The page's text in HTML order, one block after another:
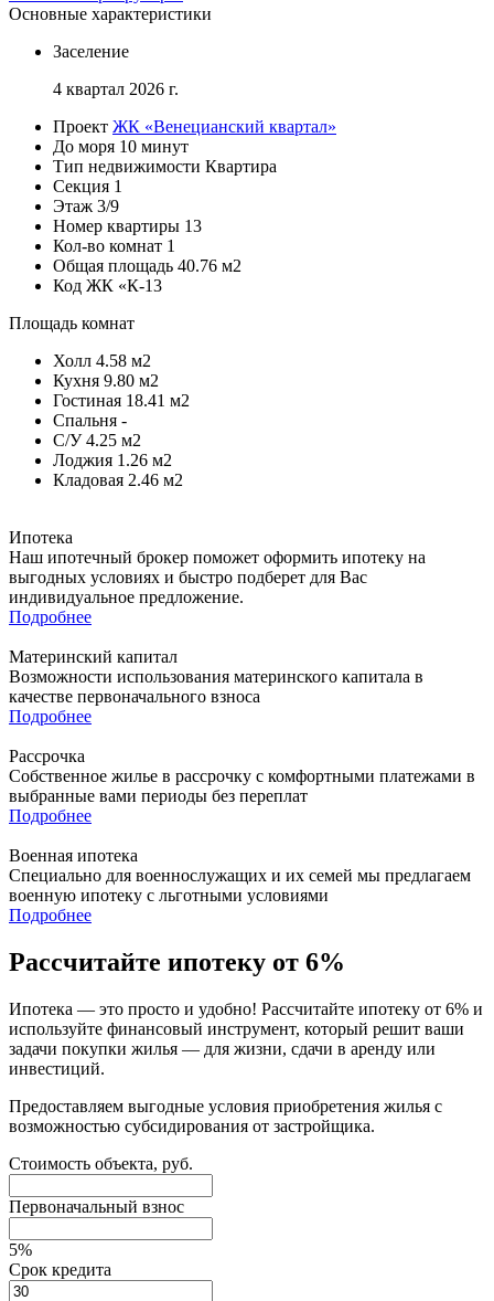
Основные характеристики
Заселение
4 квартал 2026 г.
Проект ЖК «Венецианский квартал»
До моря 10 минут
Тип недвижимости Квартира
Секция 1
Этаж 3/9
Номер квартиры 13
Кол-во комнат 1
Общая площадь 40.76 м2
Код ЖК «К-13
Площадь комнат
Холл 4.58 м2
Кухня 9.80 м2
Гостиная 18.41 м2
Спальня -
С/У 4.25 м2
Лоджия 1.26 м2
Кладовая 2.46 м2
Ипотека
Наш ипотечный брокер поможет оформить ипотеку на
выгодных условиях и быстро подберет для Вас
индивидуальное предложение.
Подробнее
Материнский капитал
Возможности использования материнского капитала в
качестве первоначального взноса
Подробнее
Рассрочка
Собственное жилье в рассрочку с комфортными платежами в
выбранные вами периоды без переплат
Подробнее
Военная ипотека
Специально для военнослужащих и их семей мы предлагаем
военную ипотеку с льготными условиями
Подробнее
Рассчитайте ипотеку от 6%
Ипотека — это просто и удобно! Рассчитайте ипотеку от 6% и
используйте финансовый инструмент, который решит ваши
задачи покупки жилья — для жизни, сдачи в аренду или
инвестиций.
Предоставляем выгодные условия приобретения жилья с
возможностью субсидирования от застройщика.
Стоимость объекта, руб.
Первоначальный взнос
5%
Срок кредита